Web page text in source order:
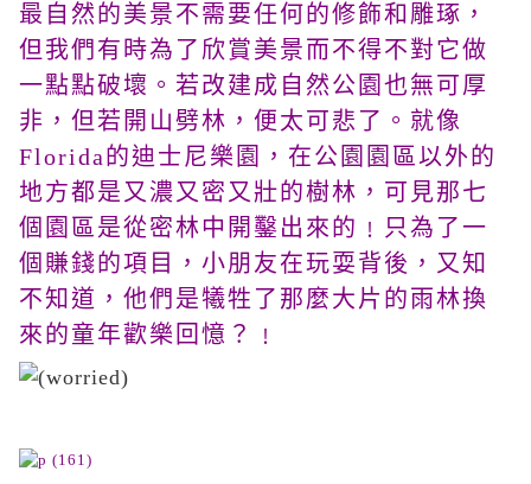
最自然的美景不需要任何的修飾和雕琢，
但我們有時為了欣賞美景而不得不對它做
一點點破壞。若改建成自然公園也無可厚
非，但若開山劈林，便太可悲了。就像
Florida的迪士尼樂園，在公園園區以外的
地方都是又濃又密又壯的樹林，可見那七
個園區是從密林中開鑿出來的﹗只為了一
個賺錢的項目，小朋友在玩耍背後，又知
不知道，他們是犧牲了那麼大片的雨林換
來的童年歡樂回憶？﹗